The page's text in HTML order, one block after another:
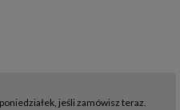
jeśli zamówisz teraz.